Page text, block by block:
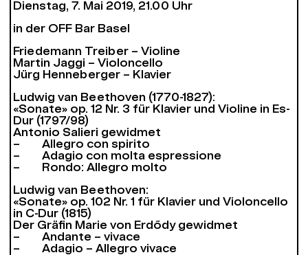
Dienstag, 7. Mai 2019, 21.00 Uhr
in der OFF Bar Basel
Friedemann Treiber – Violine
Martin Jaggi – Violoncello
Jürg Henneberger – Klavier
Ludwig van Beethoven (1770-1827):
«Sonate» op. 12 Nr. 3 für Klavier und Violine in Es-
Dur (1797/98)
Antonio Salieri gewidmet
– Allegro con spirito
– Adagio con molta espressione
– Rondo: Allegro molto
Ludwig van Beethoven:
«Sonate» op. 102 Nr. 1 für Klavier und Violoncello
in C-Dur (1815)
Der Gräfin Marie von Erdődy gewidmet
– Andante – vivace
– Adagio – Allegro vivace